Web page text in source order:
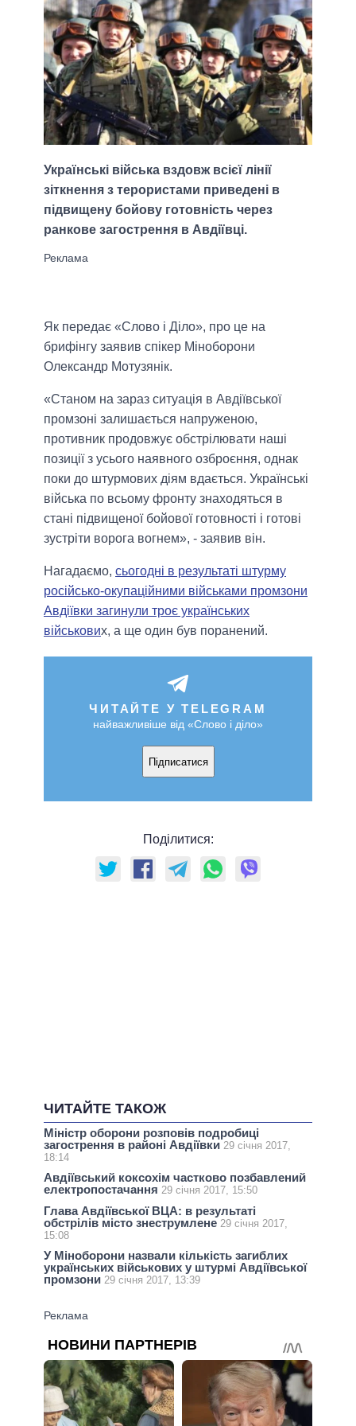
Українські війська вздовж всієї лінії
зіткнення з терористами приведені в
підвищену бойову готовність через
ранкове загострення в Авдіївці.
Як передає «Слово і Діло», про це на
брифінгу заявив спікер Міноборони
Олександр Мотузянік.
«Станом на зараз ситуація в Авдіївської
промзоні залишається напруженою,
противник продовжує обстрілювати наші
позиції з усього наявного озброєння, однак
поки до штурмових діям вдається. Українські
війська по всьому фронту знаходяться в
стані підвищеної бойової готовності і готові
зустріти ворога вогнем», - заявив він.
Нагадаємо, сьогодні в результаті штурму
російсько-окупаційними військами промзони
Авдіївки загинули троє українських
військових, а ще один був поранений.
ЧИТАЙТЕ У TELEGRAM
найважливіше від «Слово і діло»
Підписатися
Поділитися:
ЧИТАЙТЕ ТАКОЖ
Міністр оборони розповів подробиці
загострення в районі Авдіївки 29 січня 2017,
18:14
Авдіївський коксохім частково позбавлений
електропостачання 29 січня 2017, 15:50
Глава Авдіївської ВЦА: в результаті
обстрілів місто знеструмлене 29 січня 2017,
15:08
У Міноборони назвали кількість загиблих
українських військових у штурмі Авдіївської
промзони 29 січня 2017, 13:39